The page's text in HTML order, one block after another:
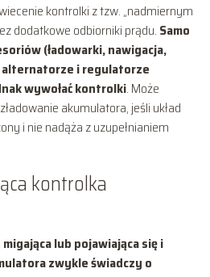
kontrolki z tzw. „nadmiernym
dodatkowe odbiorniki prądu. Samo
(ładowarki, nawigacja,
i regulatorze
wywołać kontrolki. Może
akumulatora, jeśli układ
i nie nadąża z uzupełnianiem
kontrolka
migająca lub pojawiająca się i
zwykle świadczy o